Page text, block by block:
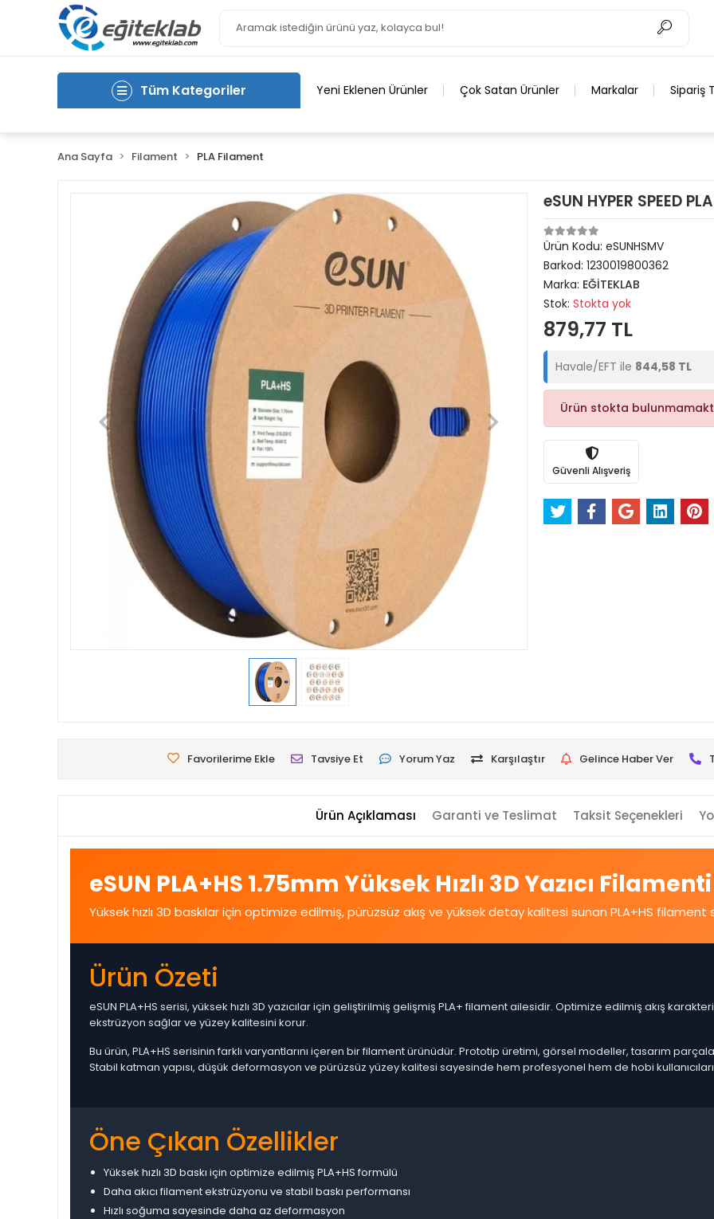
Tüm Kategoriler Yeni Eklenen Ürünler Çok Satan Ürünler Markalar Sipariş
Ana Sayfa Filament PLA Filament
eSUN HYPER SPEED
Ürün Kodu: eSUNHSMV
Barkod: 1230019800362
Marka: EĞİTEKLAB
Stok: Stokta yok
879,77 TL
Havale/EFT ile 844,58 TL
Ürün stokta
Güvenli Alışveriş
Favorilerime Ekle Tavsiye Et Yorum Yaz Karşılaştır Gelince Haber Ver
Ürün Açıklaması Garanti ve Teslimat Taksit Seçenekleri
eSUN PLA+HS 1.75mm Yüksek Hızlı 3D Yazıcı Filamenti
Yüksek hızlı 3D baskılar için optimize edilmiş, pürüzsüz akış ve yüksek detay kalitesi sunan PLA+HS filament
Ürün Özeti
eSUN PLA+HS serisi, yüksek hızlı 3D yazıcılar için geliştirilmiş gelişmiş PLA+ filament ailesidir. Optimize edilmiş akış
ekstrüzyon sağlar ve yüzey kalitesini korur.
Bu ürün, PLA+HS serisinin farklı varyantlarını içeren bir filament ürünüdür. Prototip üretimi, görsel modeller, tasarım
Stabil katman yapısı, düşük deformasyon ve pürüzsüz yüzey kalitesi sayesinde hem profesyonel hem de hobi
Öne Çıkan Özellikler
Yüksek hızlı 3D baskı için optimize edilmiş PLA+HS formülü
Daha akıcı filament ekstrüzyonu ve stabil baskı performansı
Hızlı soğuma sayesinde daha az deformasyon